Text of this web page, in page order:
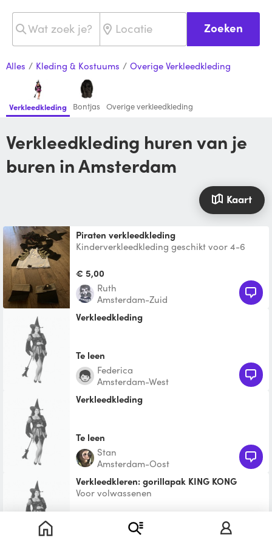
Zoeken
Alles / Kleding & Kostuums / Overige Verkleedkleding
Verkleedkleding Bontjas Overige verkleedkleding
Verkleedkleding huren van je
buren in Amsterdam
Kaart
Piraten verkleedkleding
Kinderverkleedkleding geschikt voor 4-6
Pirates of The Carrib
€ 5,00
Ruth
Amsterdam-Zuid
Verkleedkleding
Te leen
Federica
Amsterdam-West
Verkleedkleding
Te leen
Stan
Amsterdam-Oost
verkleedkleren: gorillapak KING KONG
Voor volwassenen
Laurette